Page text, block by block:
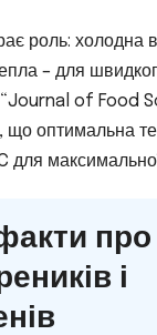
роль: холодна
– для
of Food
що оптимальна
для
про
і